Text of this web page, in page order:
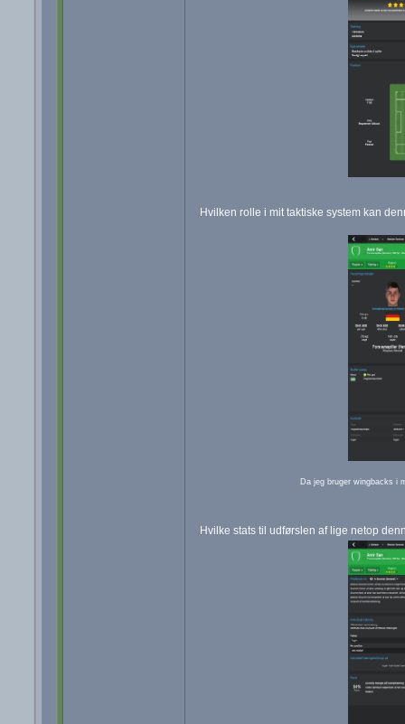
Hvilken rolle i mit taktiske system kan
Da jeg bruger wingbacks i
Hvilke stats til udførslen af lige netop